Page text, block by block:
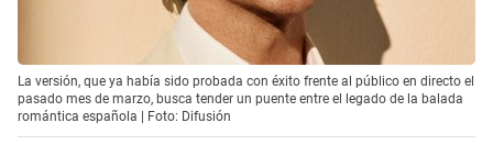
La versión, que ya había sido probada con éxito frente al público en directo el
pasado mes de marzo, busca tender un puente entre el legado de la balada
romántica española | Foto: Difusión